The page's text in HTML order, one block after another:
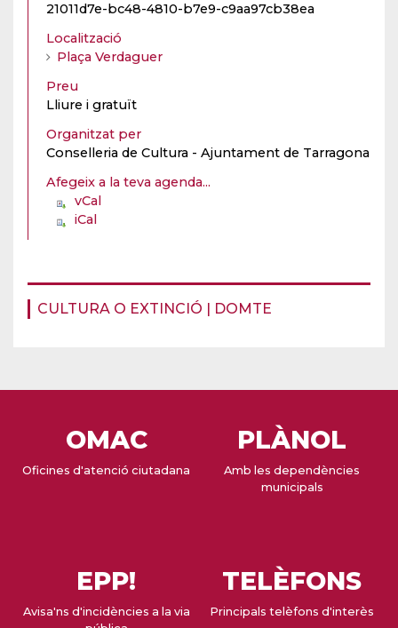
CULTURA O EXTINCIÓ | DOMTE
21011d7e-bc48-4810-b7e9-c9aa97cb38ea
Localització
Plaça Verdaguer
Preu
Lliure i gratuït
Organitzat per
Conselleria de Cultura - Ajuntament de Tarragona
Afegeix a la teva agenda...
vCal
iCal
OMAC
Oficines d'atenció ciutadana
PLÀNOL
Amb les dependències
municipals
EPP!
Avisa'ns d'incidències a la via
TELÈFONS
Principals telèfons d'interès